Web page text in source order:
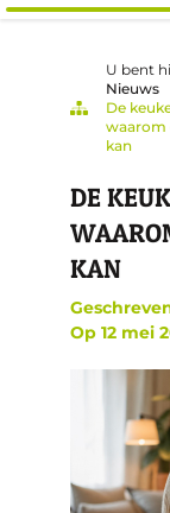
U bent
Nieuws
De
waarom
kan
DE
KAN
Op 12 mei